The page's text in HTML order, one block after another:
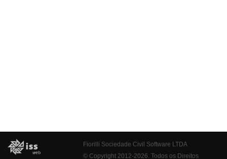
Fiorilli Sociedade Civil Software LTDA
© Copyright 2012-2026. Todos os Direitos